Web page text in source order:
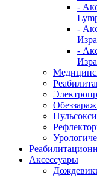
-
-
-
Аксессуары